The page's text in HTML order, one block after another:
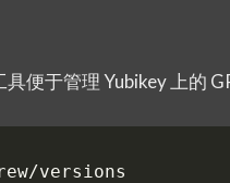
便于管理 Yubikey 上的